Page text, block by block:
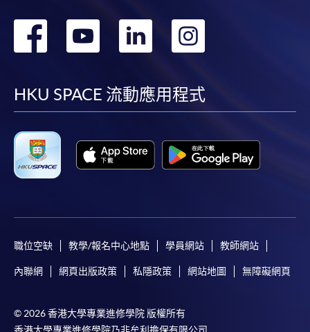
轉
facebook
轉
youtube
轉
linkedin
轉
HKU SPACE 流動應用程式
職位空缺 教學/報名中心地點 學員網站 教師網站
內聯網 網頁出版政策 私隱政策 網站地圖 無障礙網頁
© 2026 香港大學專業進修學院 版權所有